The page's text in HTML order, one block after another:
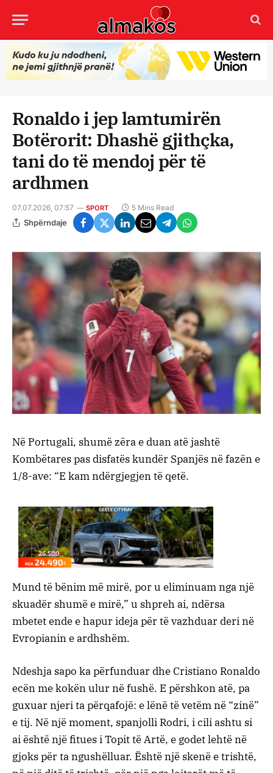
Ronaldo i jep lamtumirën
Botërorit: Dhashë gjithçka,
tani do të mendoj për të
ardhmen
07.07.2026, 07:57 SPORT 5 Mins Read
Shpërndaje
Në Portugali, shumë zëra e duan atë jashtë
Kombëtares pas disfatës kundër Spanjës në fazën e
1/8-ave: “E kam ndërgjegjen të qetë.
Mund të bënim më mirë, por u eliminuam nga një
skuadër shumë e mirë,” u shpreh ai, ndërsa
mbetet ende e hapur ideja për të vazhduar deri në
Evropianin e ardhshëm.
Ndeshja sapo ka përfunduar dhe Cristiano Ronaldo
ecën me kokën ulur në fushë. E përshkon atë, pa
guxuar njeri ta përqafojë: e lënë të vetëm në “zinë”
e tij. Në një moment, spanjolli Rodri, i cili ashtu si
ai është një fitues i Topit të Artë, e godet lehtë në
gjoks për ta ngushëlluar. Është një skenë e trishtë,